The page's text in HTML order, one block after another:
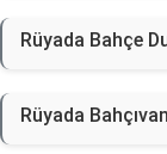
Rüyada Bahçe
Rüyada